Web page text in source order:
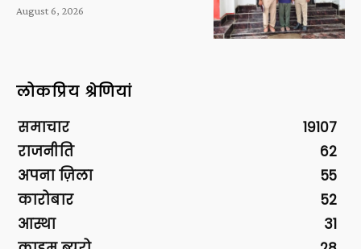
August 6, 2026
लोकप्रिय श्रेणियां
समाचार
19107
राजनीति
62
अपना ज़िला
55
कारोबार
52
आस्था
31